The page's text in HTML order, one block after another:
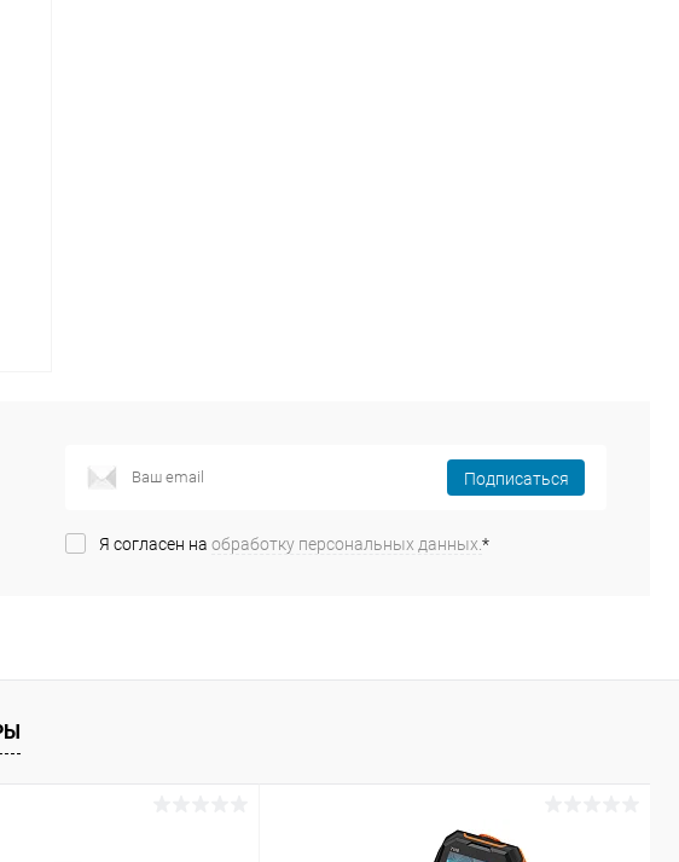
Подписаться
Я согласен на обработку персональных данных. *